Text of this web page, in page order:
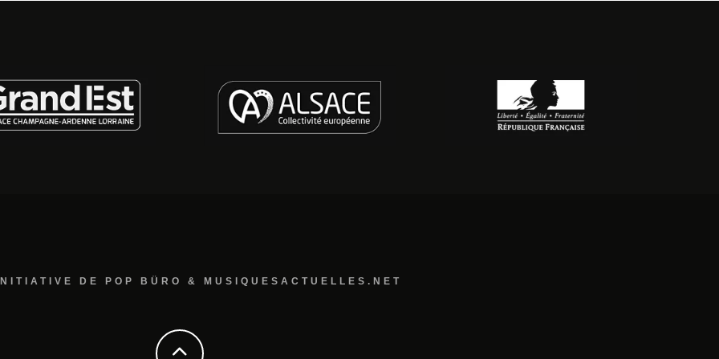
DE POP BÜRO & MUSIQUESACTUELLES.NET